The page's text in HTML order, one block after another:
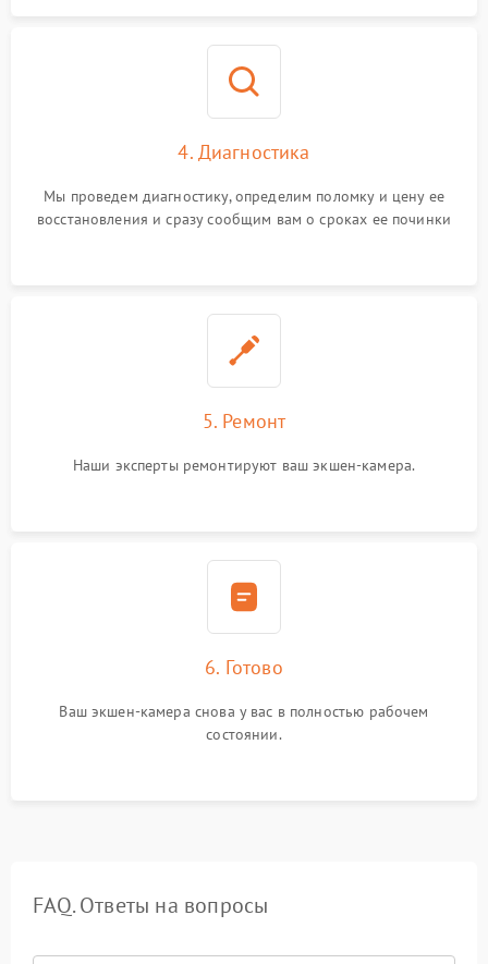
4. Диагностика
Мы проведем диагностику, определим поломку и цену ее
восстановления и сразу сообщим вам о сроках ее починки
5. Ремонт
Наши эксперты ремонтируют ваш экшен-камера.
6. Готово
Ваш экшен-камера снова у вас в полностью рабочем
состоянии.
FAQ. Ответы на вопросы